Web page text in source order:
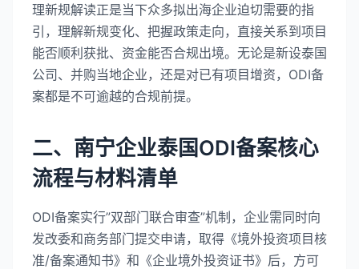
理新规解读正是当下众多拟出海企业迫切需要的指
引，理解新规变化、把握政策走向，直接关系到项目
能否顺利获批、资金能否合规出境。无论是新设泰国
公司、并购当地企业，还是对已有项目增资，ODI备
案都是不可逾越的合规前提。
二、南宁企业泰国ODI备案核心
流程与材料清单
ODI备案实行”双部门联合审查”机制，企业需同时向
发改委和商务部门提交申请，取得《境外投资项目核
准/备案通知书》和《企业境外投资证书》后，方可